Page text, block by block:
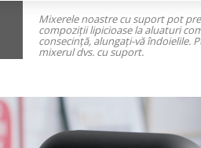
Mixerele noastre cu suport pot
compoziții lipicioase la aluaturi
consecință, alungați-vă îndoielile.
mixerul dvs. cu suport.